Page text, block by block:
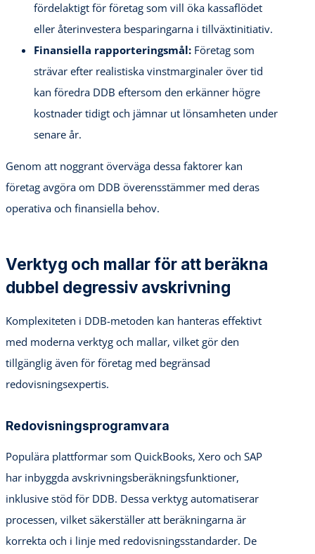
fördelaktigt för företag som vill öka kassaflödet
eller återinvestera besparingarna i tillväxtinitiativ.
Finansiella rapporteringsmål: Företag som
strävar efter realistiska vinstmarginaler över tid
kan föredra DDB eftersom den erkänner högre
kostnader tidigt och jämnar ut lönsamheten under
senare år.
Genom att noggrant överväga dessa faktorer kan
företag avgöra om DDB överensstämmer med deras
operativa och finansiella behov.
Verktyg och mallar för att beräkna
dubbel degressiv avskrivning
Komplexiteten i DDB-metoden kan hanteras effektivt
med moderna verktyg och mallar, vilket gör den
tillgänglig även för företag med begränsad
redovisningsexpertis.
Redovisningsprogramvara
Populära plattformar som QuickBooks, Xero och SAP
har inbyggda avskrivningsberäkningsfunktioner,
inklusive stöd för DDB. Dessa verktyg automatiserar
processen, vilket säkerställer att beräkningarna är
korrekta och i linje med redovisningsstandarder. De